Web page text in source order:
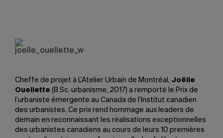
Cheffe de projet à L’Atelier Urbain de Montréal, Joëlle
Ouellette (B.Sc. urbanisme, 2017) a remporté le Prix de
l’urbaniste émergente au Canada de l’Institut canadien
des urbanistes. Ce prix rend hommage aux leaders de
demain en reconnaissant les réalisations exceptionnelles
des urbanistes canadiens au cours de leurs 10 premières